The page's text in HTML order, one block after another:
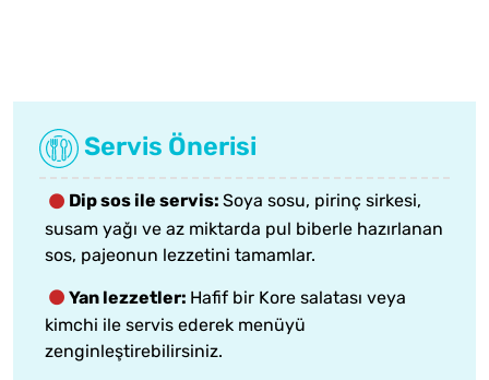
Servis Önerisi
Dip sos ile servis: Soya sosu, pirinç sirkesi,
susam yağı ve az miktarda pul biberle hazırlanan
sos, pajeonun lezzetini tamamlar.
Yan lezzetler: Hafif bir Kore salatası veya
kimchi ile servis ederek menüyü
zenginleştirebilirsiniz.